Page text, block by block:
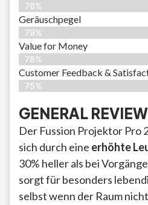
76%
Geräuschpegel
79%
Value for Money
78%
Customer Feedback &
75%
GENERAL REVIEW
Der Fussion Projektor Pro
sich durch eine erhöhte
30% heller als bei
sorgt für besonders
selbst wenn der Raum